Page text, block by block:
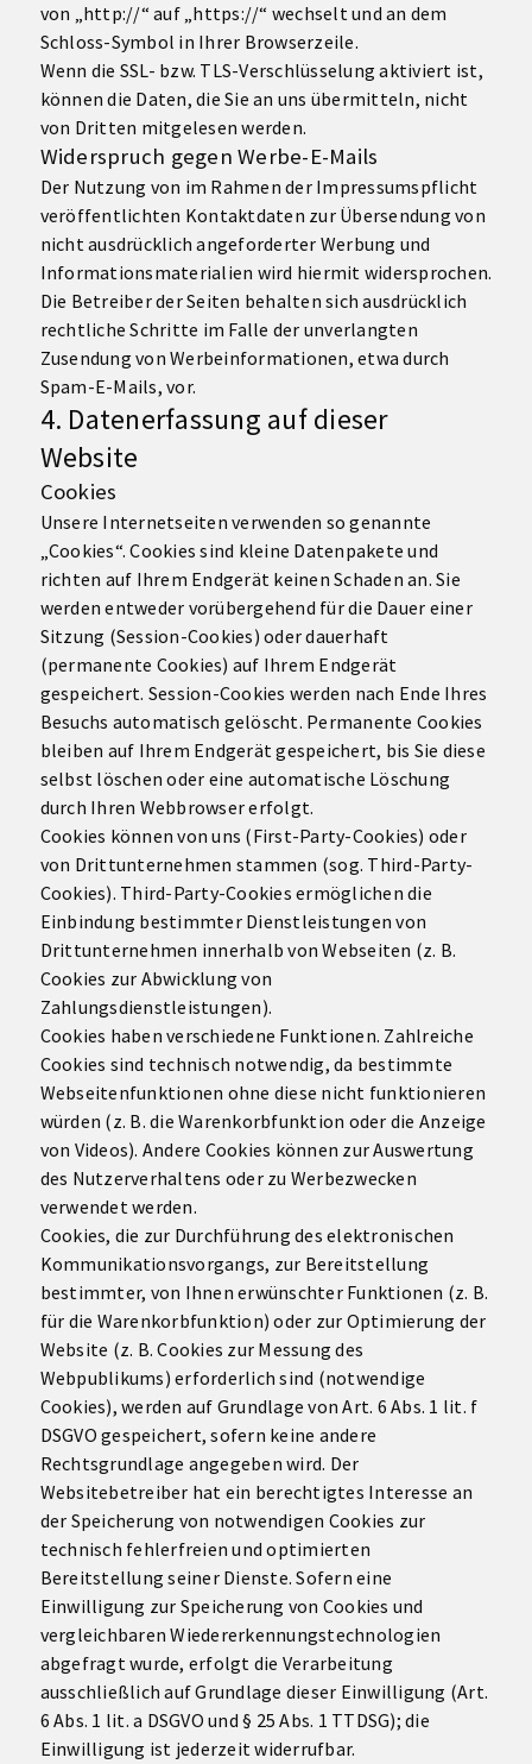
von „http://“ auf „https://“ wechselt und an dem
Schloss-Symbol in Ihrer Browserzeile.
Wenn die SSL- bzw. TLS-Verschlüsselung aktiviert ist,
können die Daten, die Sie an uns übermitteln, nicht
von Dritten mitgelesen werden.
Widerspruch gegen Werbe-E-Mails
Der Nutzung von im Rahmen der Impressumspflicht
veröffentlichten Kontaktdaten zur Übersendung von
nicht ausdrücklich angeforderter Werbung und
Informationsmaterialien wird hiermit widersprochen.
Die Betreiber der Seiten behalten sich ausdrücklich
rechtliche Schritte im Falle der unverlangten
Zusendung von Werbeinformationen, etwa durch
Spam-E-Mails, vor.
4. Datenerfassung auf dieser
Website
Cookies
Unsere Internetseiten verwenden so genannte
„Cookies“. Cookies sind kleine Datenpakete und
richten auf Ihrem Endgerät keinen Schaden an. Sie
werden entweder vorübergehend für die Dauer einer
Sitzung (Session-Cookies) oder dauerhaft
(permanente Cookies) auf Ihrem Endgerät
gespeichert. Session-Cookies werden nach Ende Ihres
Besuchs automatisch gelöscht. Permanente Cookies
bleiben auf Ihrem Endgerät gespeichert, bis Sie diese
selbst löschen oder eine automatische Löschung
durch Ihren Webbrowser erfolgt.
Cookies können von uns (First-Party-Cookies) oder
von Drittunternehmen stammen (sog. Third-Party-
Cookies). Third-Party-Cookies ermöglichen die
Einbindung bestimmter Dienstleistungen von
Drittunternehmen innerhalb von Webseiten (z. B.
Cookies zur Abwicklung von
Zahlungsdienstleistungen).
Cookies haben verschiedene Funktionen. Zahlreiche
Cookies sind technisch notwendig, da bestimmte
Webseitenfunktionen ohne diese nicht funktionieren
würden (z. B. die Warenkorbfunktion oder die Anzeige
von Videos). Andere Cookies können zur Auswertung
des Nutzerverhaltens oder zu Werbezwecken
verwendet werden.
Cookies, die zur Durchführung des elektronischen
Kommunikationsvorgangs, zur Bereitstellung
bestimmter, von Ihnen erwünschter Funktionen (z. B.
für die Warenkorbfunktion) oder zur Optimierung der
Website (z. B. Cookies zur Messung des
Webpublikums) erforderlich sind (notwendige
Cookies), werden auf Grundlage von Art. 6 Abs. 1 lit. f
DSGVO gespeichert, sofern keine andere
Rechtsgrundlage angegeben wird. Der
Websitebetreiber hat ein berechtigtes Interesse an
der Speicherung von notwendigen Cookies zur
technisch fehlerfreien und optimierten
Bereitstellung seiner Dienste. Sofern eine
Einwilligung zur Speicherung von Cookies und
vergleichbaren Wiedererkennungstechnologien
abgefragt wurde, erfolgt die Verarbeitung
ausschließlich auf Grundlage dieser Einwilligung (Art.
6 Abs. 1 lit. a DSGVO und § 25 Abs. 1 TTDSG); die
Einwilligung ist jederzeit widerrufbar.